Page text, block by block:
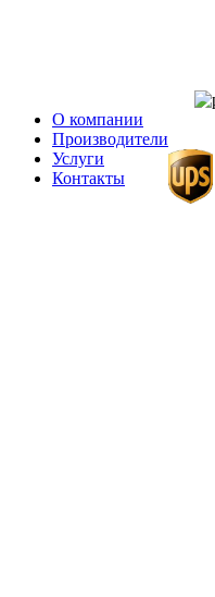
О компании
Производители
Услуги
Контакты